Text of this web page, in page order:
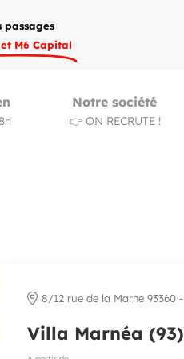
passages
et M6 Capital
Notre société
👉 ON RECRUTE !
8/12 rue de la Marne 93360 -
Villa Marnéa (93)